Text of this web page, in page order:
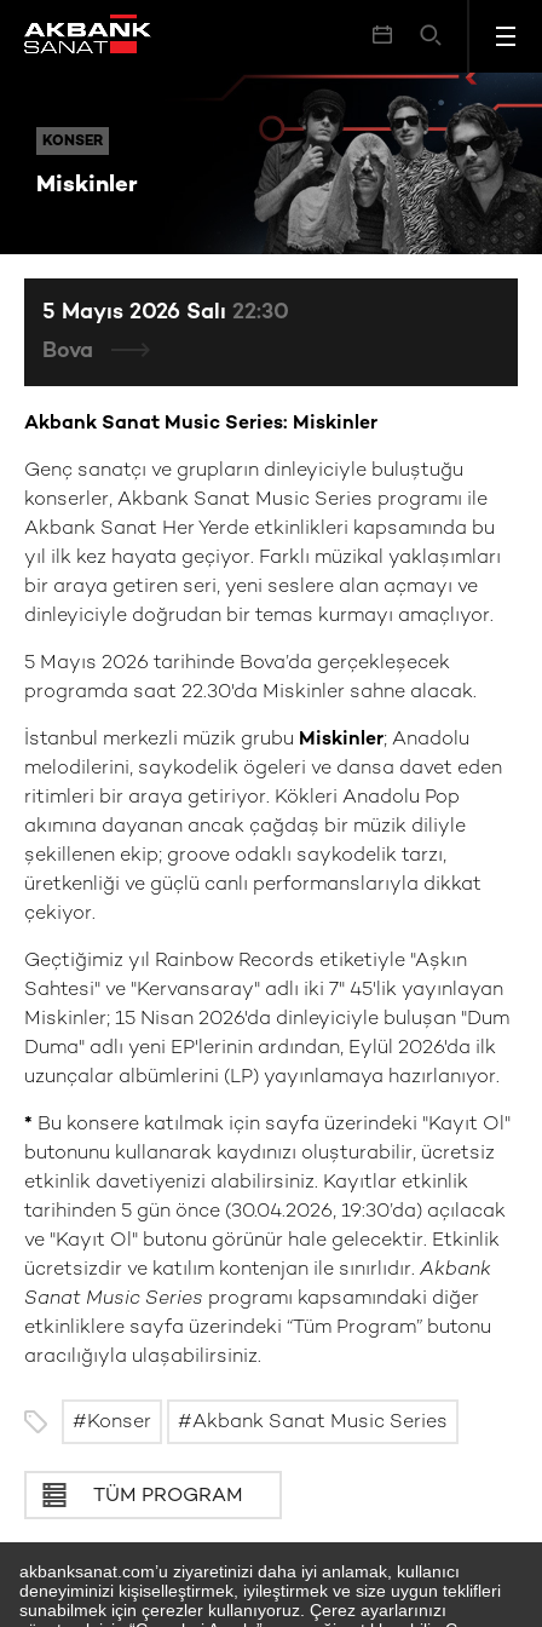
KONSER
Miskinler
KONSER Miskinler
Akbank Sanat Music Series: Miskinler
Genç sanatçı ve grupların dinleyiciyle buluştuğu
konserler, Akbank Sanat Music Series programı ile
Akbank Sanat Her Yerde etkinlikleri kapsamında bu
yıl ilk kez hayata geçiyor. Farklı müzikal yaklaşımları
bir araya getiren seri, yeni seslere alan açmayı ve
dinleyiciyle doğrudan bir temas kurmayı amaçlıyor.
5 Mayıs 2026 tarihinde Bova’da gerçekleşecek
programda saat 22.30'da Miskinler sahne alacak.
İstanbul merkezli müzik grubu Miskinler; Anadolu
melodilerini, saykodelik ögeleri ve dansa davet eden
ritimleri bir araya getiriyor. Kökleri Anadolu Pop
akımına dayanan ancak çağdaş bir müzik diliyle
şekillenen ekip; groove odaklı saykodelik tarzı,
üretkenliği ve güçlü canlı performanslarıyla dikkat
çekiyor.
Geçtiğimiz yıl Rainbow Records etiketiyle "Aşkın
Sahtesi" ve "Kervansaray" adlı iki 7" 45'lik yayınlayan
Miskinler; 15 Nisan 2026'da dinleyiciyle buluşan "Dum
Duma" adlı yeni EP'lerinin ardından, Eylül 2026'da ilk
uzunçalar albümlerini (LP) yayınlamaya hazırlanıyor.
* Bu konsere katılmak için sayfa üzerindeki "Kayıt Ol"
butonunu kullanarak kaydınızı oluşturabilir, ücretsiz
etkinlik davetiyenizi alabilirsiniz. Kayıtlar etkinlik
tarihinden 5 gün önce (30.04.2026, 19:30’da) açılacak
ve "Kayıt Ol" butonu görünür hale gelecektir. Etkinlik
ücretsizdir ve katılım kontenjan ile sınırlıdır. Akbank
Sanat Music Series programı kapsamındaki diğer
etkinliklere sayfa üzerindeki “Tüm Program” butonu
aracılığıyla ulaşabilirsiniz.
Konser Akbank Sanat Music Series
TÜM PROGRAM
5 Mayıs 2026 Salı 22:30
Bova